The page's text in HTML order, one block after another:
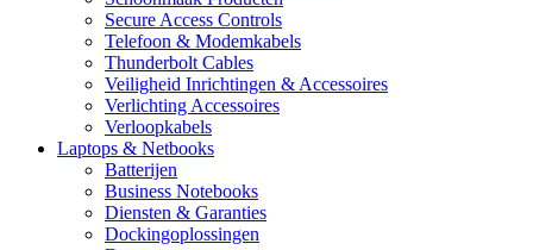
Secure Access Controls
Telefoon & Modemkabels
Thunderbolt Cables
Veiligheid Inrichtingen & Accessoires
Verlichting Accessoires
Verloopkabels
Laptops & Netbooks
Batterijen
Business Notebooks
Diensten & Garanties
Dockingoplossingen